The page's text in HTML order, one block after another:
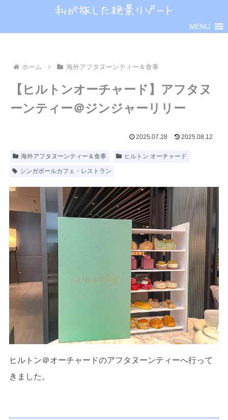
MENU
ホーム 海外アフタヌーンティー＆食事
【ヒルトンオーチャード】アフタヌ
ーンティー＠ジンジャーリリー
2025.07.28 2025.08.12
海外アフタヌーンティー＆食事 ヒルトン オーチャード
シンガポールカフェ・レストラン
ヒルトン＠オーチャードのアフタヌーンティーへ行って
きました。